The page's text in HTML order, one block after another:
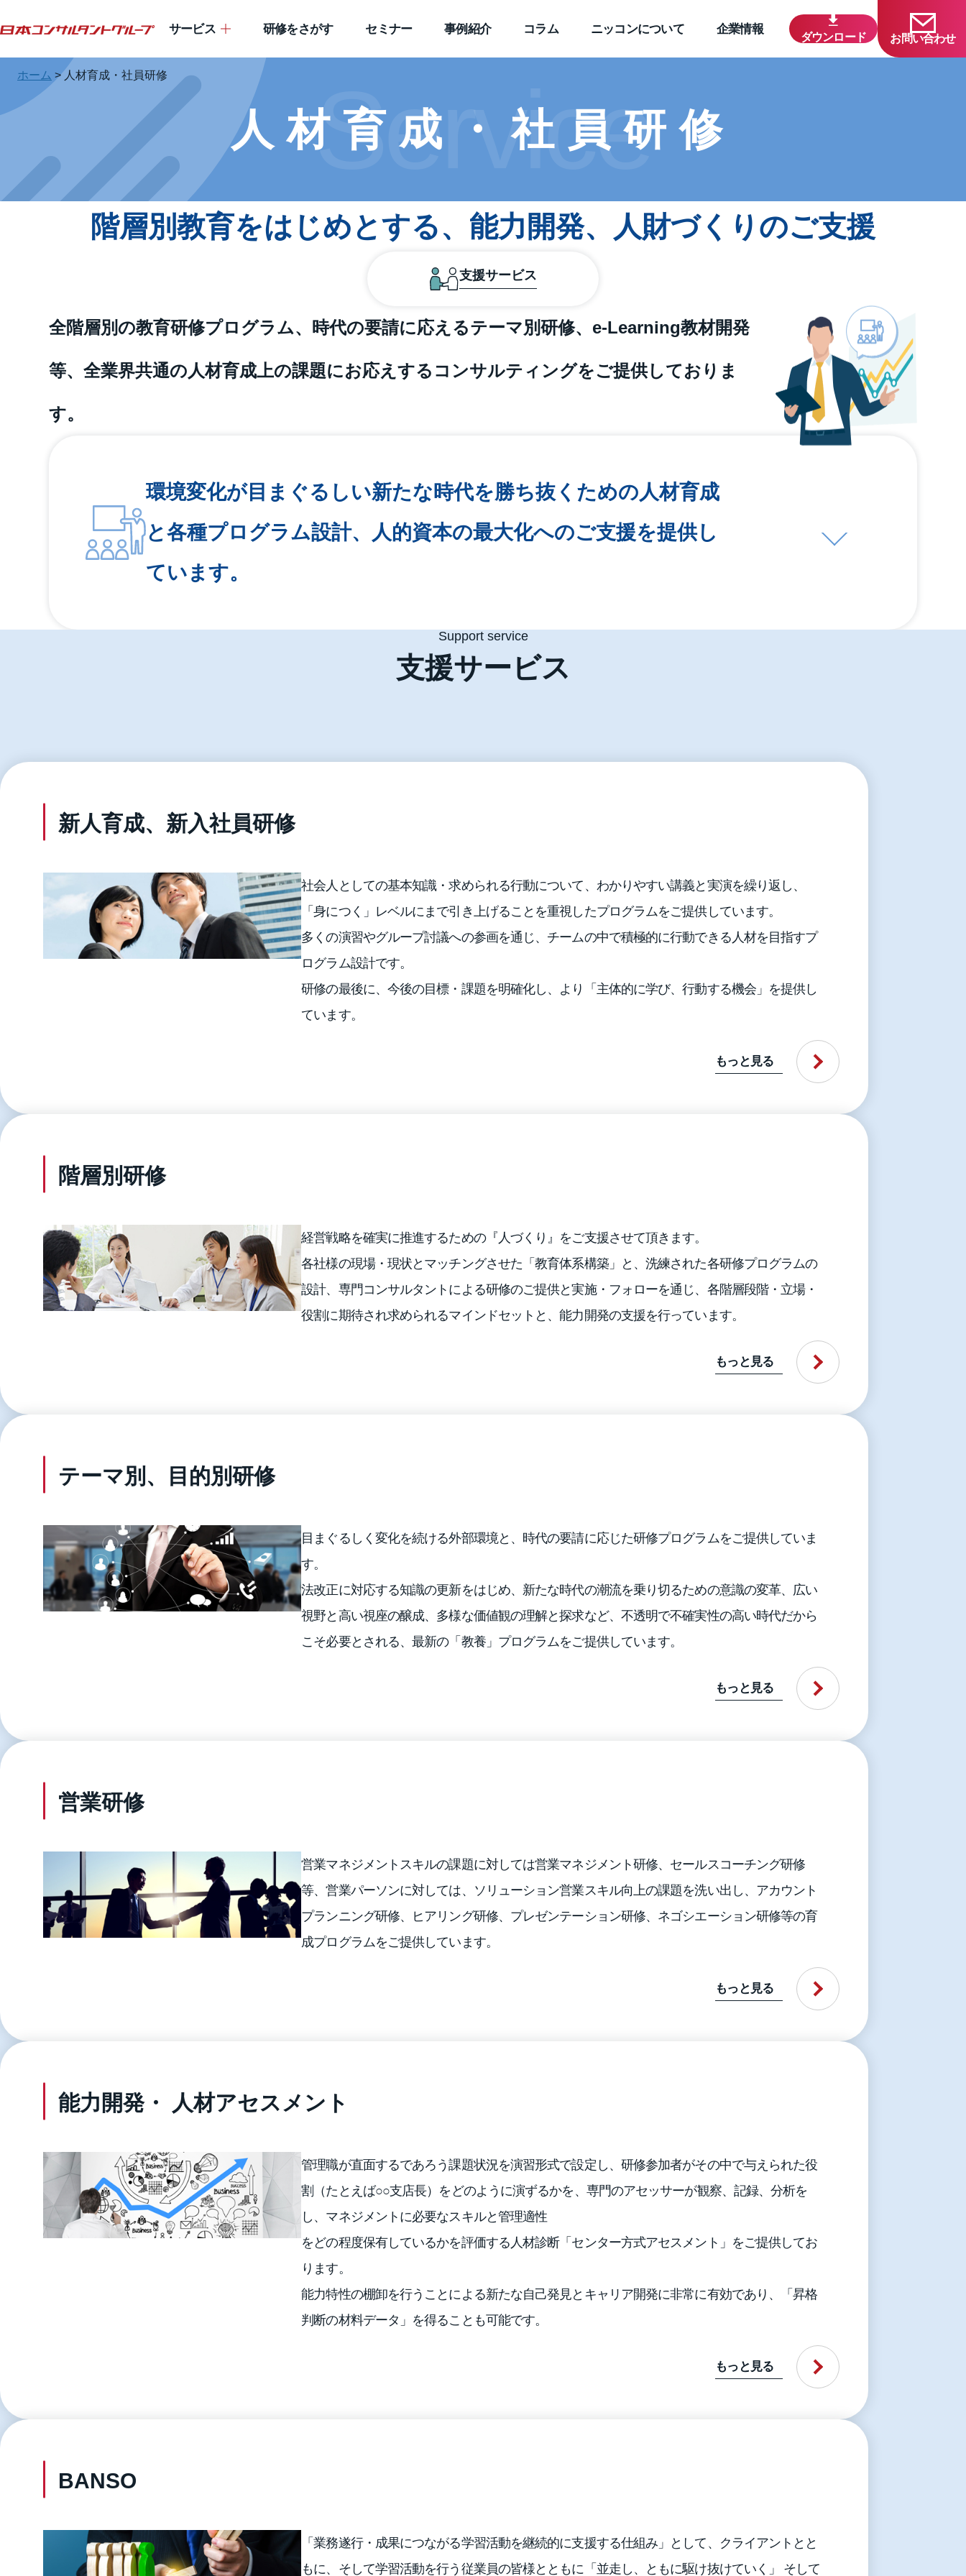
サービス 研修をさがす セミナー 事例紹介 コラム ニッコンについて 企業情報
ダウンロード お問い合わせ
ホーム > 人材育成・社員研修
人材育成・社員研修
Service
階層別教育をはじめとする、能力開発、人財づくりのご支援
支援サービス
全階層別の教育研修プログラム、時代の要請に応えるテーマ別研修、e-Learning教材開発
等、全業界共通の人材育成上の課題にお応えするコンサルティングをご提供しておりま
す。
環境変化が目まぐるしい新たな時代を勝ち抜くための人材育成
と各種プログラム設計、人的資本の最大化へのご支援を提供し
ています。
支援サービス
Support service
新人育成、新入社員研修
社会人としての基本知識・求められる行動について、わかりやすい講義と実演を繰り返し、
「身につく」レベルにまで引き上げることを重視したプログラムをご提供しています。
多くの演習やグループ討議への参画を通じ、チームの中で積極的に行動できる人材を目指すプ
ログラム設計です。
研修の最後に、今後の目標・課題を明確化し、より「主体的に学び、行動する機会」を提供し
ています。
もっと見る
階層別研修
経営戦略を確実に推進するための『人づくり』をご支援させて頂きます。
各社様の現場・現状とマッチングさせた「教育体系構築」と、洗練された各研修プログラムの
設計、専門コンサルタントによる研修のご提供と実施・フォローを通じ、各階層段階・立場・
役割に期待され求められるマインドセットと、能力開発の支援を行っています。
もっと見る
テーマ別、目的別研修
目まぐるしく変化を続ける外部環境と、時代の要請に応じた研修プログラムをご提供していま
す。
法改正に対応する知識の更新をはじめ、新たな時代の潮流を乗り切るための意識の変革、広い
視野と高い視座の醸成、多様な価値観の理解と探求など、不透明で不確実性の高い時代だから
こそ必要とされる、最新の「教養」プログラムをご提供しています。
もっと見る
営業研修
営業マネジメントスキルの課題に対しては営業マネジメント研修、セールスコーチング研修
等、営業パーソンに対しては、ソリューション営業スキル向上の課題を洗い出し、アカウント
プランニング研修、ヒアリング研修、プレゼンテーション研修、ネゴシエーション研修等の育
成プログラムをご提供しています。
もっと見る
能力開発・ 人材アセスメント
管理職が直面するであろう課題状況を演習形式で設定し、研修参加者がその中で与えられた役
割（たとえば○○支店長）をどのように演ずるかを、専門のアセッサーが観察、記録、分析を
し、マネジメントに必要なスキルと管理適性
をどの程度保有しているかを評価する人材診断「センター方式アセスメント」をご提供してお
ります。
能力特性の棚卸を行うことによる新たな自己発見とキャリア開発に非常に有効であり、「昇格
判断の材料データ」を得ることも可能です。
もっと見る
BANSO
「業務遂行・成果につながる学習活動を継続的に支援する仕組み」として、クライアントとと
もに、そして学習活動を行う従業員の皆様とともに「並走し、ともに駆け抜けていく」 そして